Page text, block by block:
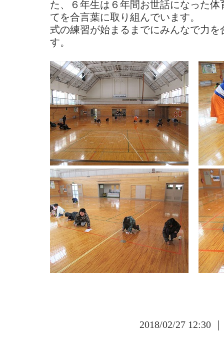
た、６年生は６年間お世話になった
てを合言葉に取り組んでいます。
式の練習が始まるまでにみんなで力
す。
2018/02/27 12:30